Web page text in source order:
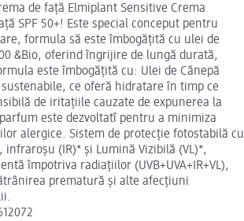
de față Elmiplant Sensitive Crema
SPF 50+! Este special conceput pentru
formula să este îmbogățită cu ulei de
&Bio, oferind îngrijire de lungă durată,
este îmbogățită cu: Ulei de Cânepă
sustenabile, ce oferă hidratare în timp ce
de iritațiile cauzate de expunerea la
este dezvoltatî pentru a minimiza
alergice. Sistem de protecție fotostabilă cu
infraroșu (IR)* și Lumină Vizibilă (VL)*,
împotriva radiațiilor (UVB+UVA+IR+VL),
prematură și alte afecțiuni